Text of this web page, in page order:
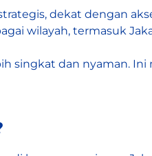
dekat dengan
wilayah, termasuk
singkat dan nyaman.